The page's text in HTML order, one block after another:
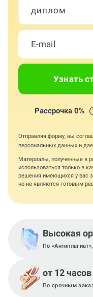
диплом
Узнать
Рассрочка 0%
Отправляя форму, вы
персональных данных и
Материалы, полученные в
использоваться только в
решения имеющихся у вас
но не являются готовым
Высокая
По
от 12 часов
По срочным